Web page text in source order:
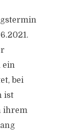
ein
bei
ist
ihrem